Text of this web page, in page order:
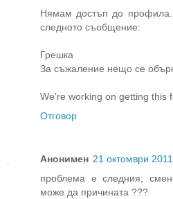
Нямам достъп до
следното съобщение:
Грешка
За съжаление нещо се
We're working on getting this
Отговор
Анонимен 21 октомври
проблема е следния;
може да причината ???